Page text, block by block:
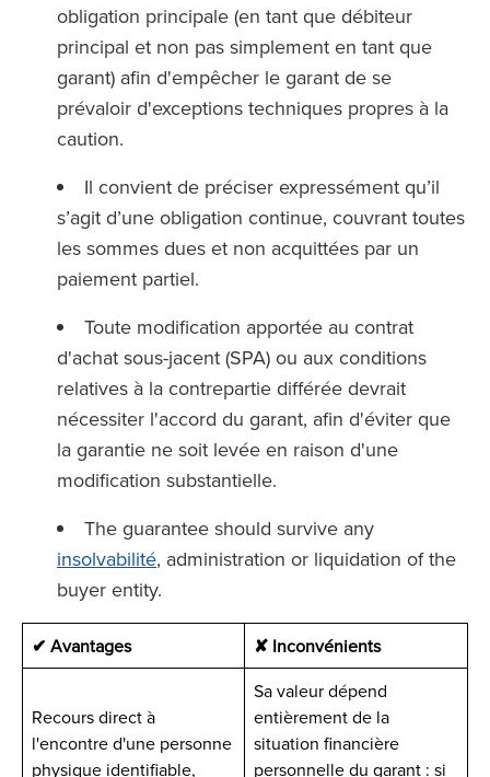
obligation principale (en tant que débiteur
principal et non pas simplement en tant que
garant) afin d'empêcher le garant de se
prévaloir d'exceptions techniques propres à la
caution.
Il convient de préciser expressément qu’il
s’agit d’une obligation continue, couvrant toutes
les sommes dues et non acquittées par un
paiement partiel.
Toute modification apportée au contrat
d'achat sous-jacent (SPA) ou aux conditions
relatives à la contrepartie différée devrait
nécessiter l'accord du garant, afin d'éviter que
la garantie ne soit levée en raison d'une
modification substantielle.
The guarantee should survive any
insolvabilité, administration or liquidation of the
buyer entity.
✔ Avantages ✘ Inconvénients
Recours direct à
l'encontre d'une personne
physique identifiable,
Sa valeur dépend
entièrement de la
situation financière
personnelle du garant : si